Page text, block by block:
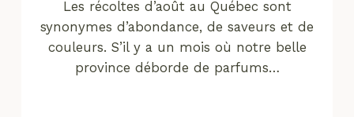
Les récoltes d’août au Québec sont
synonymes d’abondance, de saveurs et de
couleurs. S’il y a un mois où notre belle
province déborde de parfums…